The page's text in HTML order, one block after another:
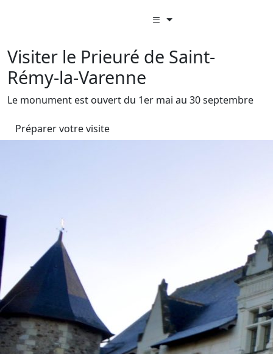
Visiter le Prieuré de Saint-
Rémy-la-Varenne
Le monument est ouvert du 1er mai au 30 septembre
Préparer votre visite